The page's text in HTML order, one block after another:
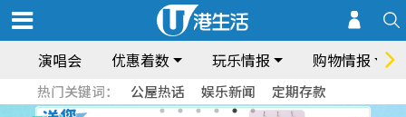
演唱会 优惠着数 玩乐情报 购物情报
热门关键词： 公屋热话 娱乐新闻 定期存款